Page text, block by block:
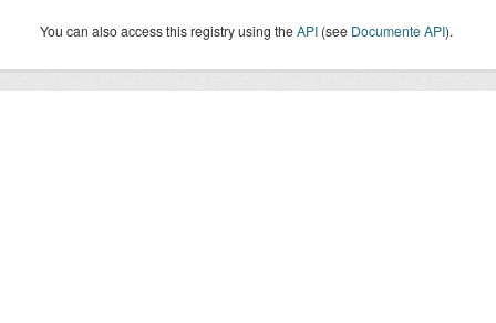
You can also access this registry using theAPI (see Documente API).